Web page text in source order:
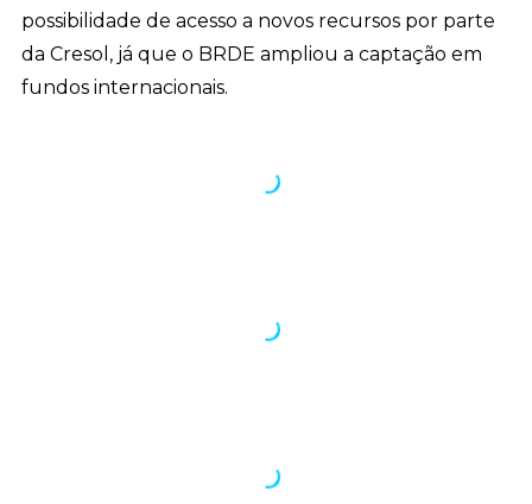
possibilidade de acesso a novos recursos por parte
da Cresol, já que o BRDE ampliou a captação em
fundos internacionais.